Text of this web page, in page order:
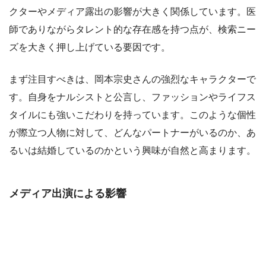
クターやメディア露出の影響が大きく関係しています。医
師でありながらタレント的な存在感を持つ点が、検索ニー
ズを大きく押し上げている要因です。
まず注目すべきは、岡本宗史さんの強烈なキャラクターで
す。自身をナルシストと公言し、ファッションやライフス
タイルにも強いこだわりを持っています。このような個性
が際立つ人物に対して、どんなパートナーがいるのか、あ
るいは結婚しているのかという興味が自然と高まります。
メディア出演による影響